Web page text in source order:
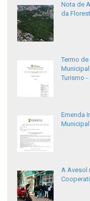
Nota de
da
Termo de
Turismo -
Emenda
A Avesol